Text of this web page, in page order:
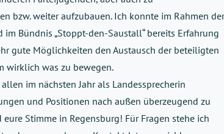
bzw. weiter aufzubauen. Ich konnte im Rahmen der
Bündnis „Stoppt-den-Saustall“ bereits Erfahrung
gute Möglichkeiten den Austausch der beteiligten
wirklich was zu bewegen.
im nächsten Jahr als Landessprecherin
und Positionen nach außen überzeugend zu
Stimme in Regensburg! Für Fragen stehe ich